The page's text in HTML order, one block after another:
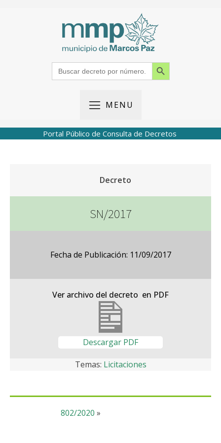
Search
for:
Search Button
MENU
Portal Público de Consulta de Decretos
Decreto
SN/2017
Fecha de Publicación: 11/09/2017
Ver archivo del decreto en PDF
Descargar PDF
Temas: Licitaciones
802/2020 »